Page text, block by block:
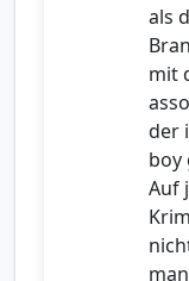
als
mit
der
boy
Auf